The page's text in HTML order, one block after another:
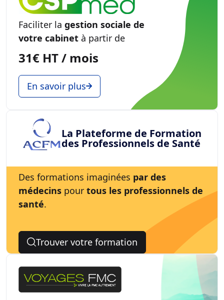
Faciliter la gestion sociale de
votre cabinet à partir de
31€ HT / mois
En savoir plus
La Plateforme de Formation
des Professionnels de Santé
Des formations imaginées par des
médecins pour tous les professionnels de
santé.
Trouver votre formation